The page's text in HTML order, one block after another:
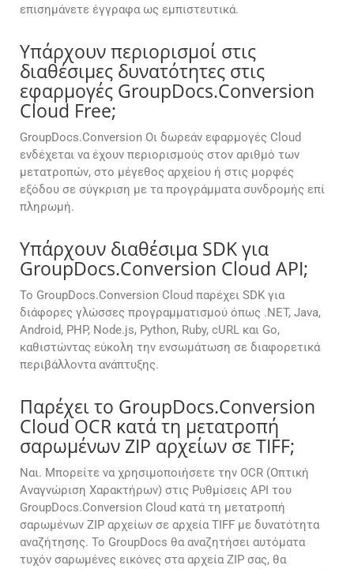
επισημάνετε έγγραφα ως εμπιστευτικά.
Υπάρχουν περιορισμοί στις
διαθέσιμες δυνατότητες στις
εφαρμογές GroupDocs.Conversion
Cloud Free;
GroupDocs.Conversion Οι δωρεάν εφαρμογές Cloud
ενδέχεται να έχουν περιορισμούς στον αριθμό των
μετατροπών, στο μέγεθος αρχείου ή στις μορφές
εξόδου σε σύγκριση με τα προγράμματα συνδρομής επί
πληρωμή.
Υπάρχουν διαθέσιμα SDK για
GroupDocs.Conversion Cloud API;
Το GroupDocs.Conversion Cloud παρέχει SDK για
διάφορες γλώσσες προγραμματισμού όπως .NET, Java,
Android, PHP, Node.js, Python, Ruby, cURL και Go,
καθιστώντας εύκολη την ενσωμάτωση σε διαφορετικά
περιβάλλοντα ανάπτυξης.
Παρέχει το GroupDocs.Conversion
Cloud OCR κατά τη μετατροπή
σαρωμένων ZIP αρχείων σε TIFF;
Ναι. Μπορείτε να χρησιμοποιήσετε την OCR (Οπτική
Αναγνώριση Χαρακτήρων) στις Ρυθμίσεις API του
GroupDocs.Conversion Cloud κατά τη μετατροπή
σαρωμένων ZIP αρχείων σε αρχεία TIFF με δυνατότητα
αναζήτησης. Το GroupDocs θα αναζητήσει αυτόματα
τυχόν σαρωμένες εικόνες στα αρχεία ZIP σας, θα